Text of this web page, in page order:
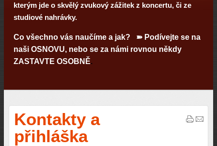
kterým jde o skvělý zvukový zážitek z koncertu, či ze
studiové nahrávky.
Co všechno vás naučíme a jak? ➽ Podívejte se na
naši OSNOVU, nebo se za námi rovnou někdy
ZASTAVTE OSOBNĚ.
Kontakty a
přihláška